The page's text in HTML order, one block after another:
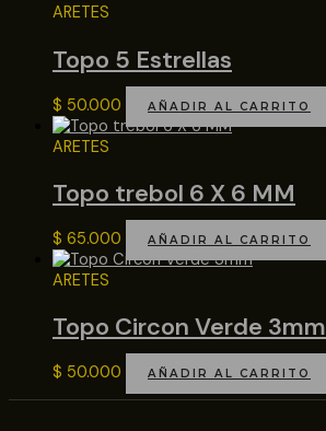
ARETES
Topo 5 Estrellas
$ 50.000 AÑADIR AL CARRITO
ARETES
Topo trebol 6 X 6 MM
$ 65.000 AÑADIR AL CARRITO
ARETES
Topo Circon Verde 3mm
$ 50.000 AÑADIR AL CARRITO